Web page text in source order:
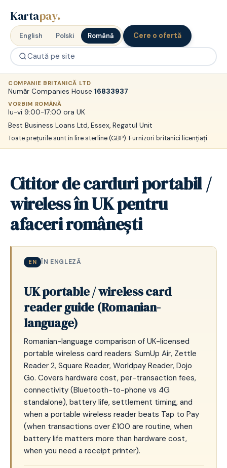
Kartapay.
English Polski Română Cere o ofertă
COMPANIE BRITANICĂ LTD
Număr Companies House 16833937
VORBIM ROMÂNĂ
lu-vi 9:00-17:00 ora UK
Best Business Loans Ltd, Essex, Regatul Unit
Toate prețurile sunt în lire sterline (GBP). Furnizori britanici licențiați.
Cititor de carduri portabil /
wireless în UK pentru
afaceri românești
EN ÎN ENGLEZĂ
UK portable / wireless card
reader guide (Romanian-
language)
Romanian-language comparison of UK-licensed
portable wireless card readers: SumUp Air, Zettle
Reader 2, Square Reader, Worldpay Reader, Dojo
Go. Covers hardware cost, per-transaction fees,
connectivity (Bluetooth-to-phone vs 4G
standalone), battery life, settlement timing, and
when a portable wireless reader beats Tap to Pay
(when transactions over £100 are routine, when
battery life matters more than hardware cost,
when you need a receipt printer).